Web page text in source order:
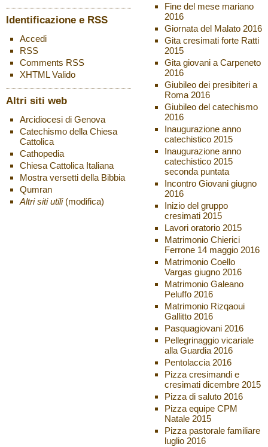
Identificazione e RSS
Accedi
RSS
Comments RSS
XHTMLValido
Altri siti web
Arcidiocesi di Genova
Catechismo della Chiesa
Cattolica
Cathopedia
Chiesa Cattolica Italiana
Mostra versetti della Bibbia
Qumran
Altri siti utili (modifica)
Fine del mese mariano
2016
Giornata del Malato 2016
Gita cresimati forte Ratti
2015
Gita giovani a Carpeneto
2016
Giubileo dei presibiteri a
Roma 2016
Giubileo del catechismo
2016
Inaugurazione anno
catechistico 2015
Inaugurazione anno
catechistico 2015
seconda puntata
Incontro Giovani giugno
2016
Inizio del gruppo
cresimati 2015
Lavori oratorio 2015
Matrimonio Chierici
Ferrone 14 maggio 2016
Matrimonio Coello
Vargas giugno 2016
Matrimonio Galeano
Peluffo 2016
Matrimonio Rizqaoui
Gallitto 2016
Pasquagiovani 2016
Pellegrinaggio vicariale
alla Guardia 2016
Pentolaccia 2016
Pizza cresimandi e
cresimati dicembre 2015
Pizza di saluto 2016
Pizza equipe CPM
Natale 2015
Pizza pastorale familiare
luglio 2016